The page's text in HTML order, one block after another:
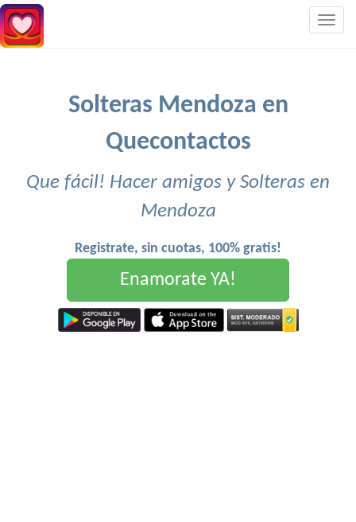
Solteras Mendoza en
Quecontactos
Que fácil! Hacer amigos y Solteras en
Mendoza
Registrate, sin cuotas, 100% gratis!
Enamorate YA!